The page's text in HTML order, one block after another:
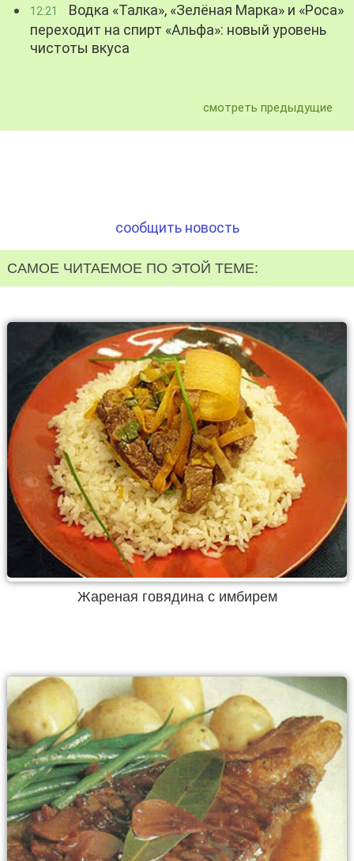
12:21
Водка «Талка», «Зелёная Марка» и «Роса»
переходит на спирт «Альфа»: новый уровень
чистоты вкуса
смотреть предыдущие
сообщить новость
САМОЕ ЧИТАЕМОЕ ПО ЭТОЙ ТЕМЕ:
Жареная говядина с имбирем